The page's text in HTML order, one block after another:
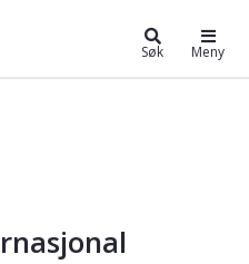
business
Søk Meny